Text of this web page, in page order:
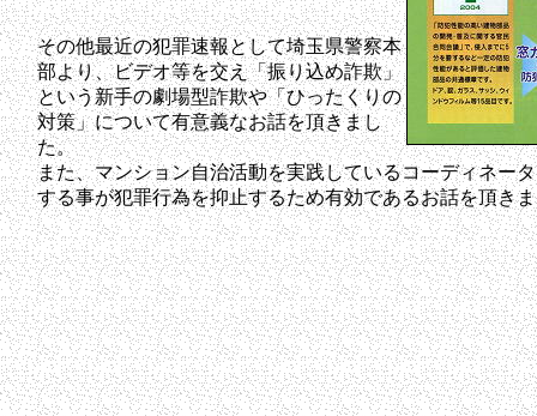
その他最近の犯罪速報として埼玉県警察本
部より、ビデオ等を交え「振り込め詐欺」
という新手の劇場型詐欺や「ひったくりの
対策」について有意義なお話を頂きまし
た。
また、マンション自治活動を実践しているコーディネー
する事が犯罪行為を抑止するため有効であるお話を頂き